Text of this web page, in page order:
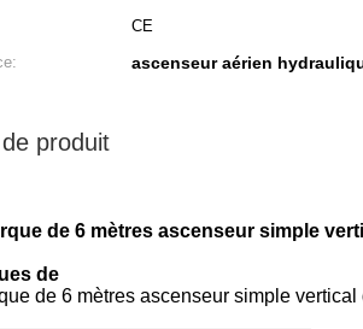
CE
ascenseur aérien
produit
de 6 mètres ascenseur simple
de
de 6 mètres ascenseur simple